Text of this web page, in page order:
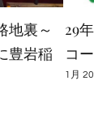
地裏～
豊岩稲
29
コ
1月